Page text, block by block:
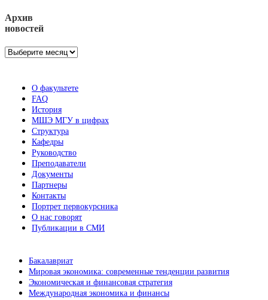
Архив
новостей
Архив
О факультете
FAQ
История
МШЭ МГУ в цифрах
Структура
Кафедры
Руководство
Преподаватели
Документы
Партнеры
Контакты
Портрет первокурсника
О нас говорят
Публикации в СМИ
Бакалавриат
Мировая экономика: современные тенденции развития
Экономическая и финансовая стратегия
Международная экономика и финансы